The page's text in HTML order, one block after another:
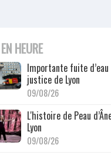
HEURE
Importante fuite
justice de Lyon
09/08/26
L'histoire de Peau
Lyon
09/08/26